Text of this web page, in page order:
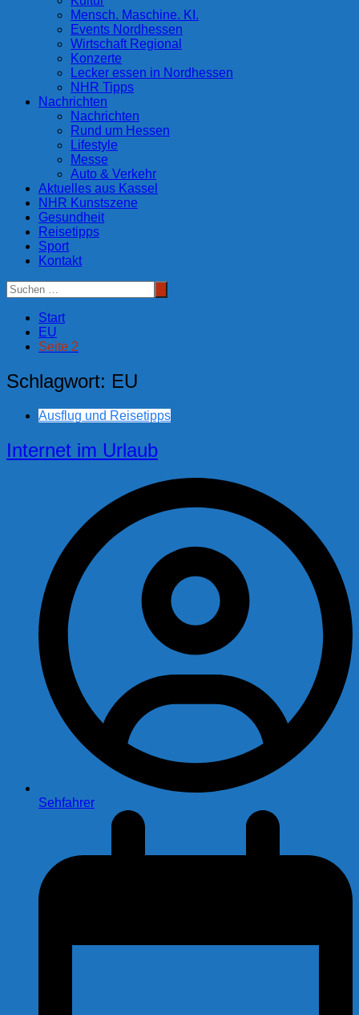
Mensch. Maschine. KI.
Events Nordhessen
Wirtschaft Regional
Konzerte
Lecker essen in Nordhessen
NHR Tipps
Nachrichten
Nachrichten
Rund um Hessen
Lifestyle
Messe
Auto & Verkehr
Aktuelles aus Kassel
NHR Kunstszene
Gesundheit
Reisetipps
Sport
Kontakt
Start
EU
Seite 2
Schlagwort: EU
Ausflug und Reisetipps
Internet im Urlaub
Sehfahrer